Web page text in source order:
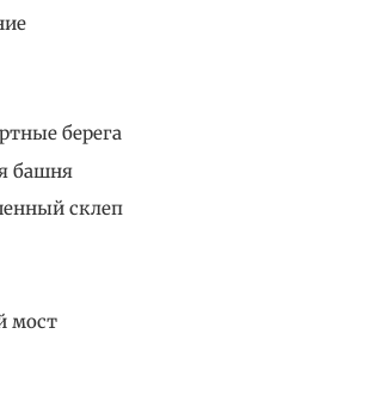
берега
башня
склеп
мост